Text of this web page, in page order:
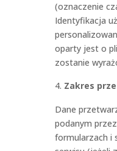
(oznaczenie
Identyfikacja
oparty jest o
zostanie
Zakres
Dane
podanym
formularzach i